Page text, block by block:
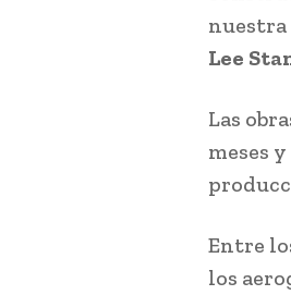
nuestra
Lee
Las
meses
Entre
los